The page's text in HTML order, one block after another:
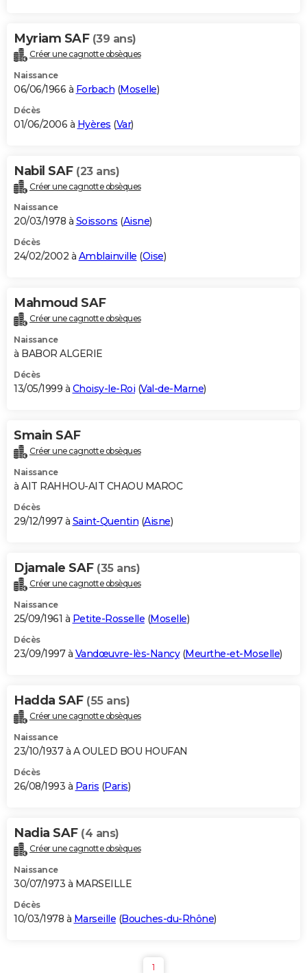
Myriam SAF (39 ans)
Créer une cagnotte obsèques
Naissance
06/06/1966 à Forbach (Moselle)
Décès
01/06/2006 à Hyères (Var)
Nabil SAF (23 ans)
Créer une cagnotte obsèques
Naissance
20/03/1978 à Soissons (Aisne)
Décès
24/02/2002 à Amblainville (Oise)
Mahmoud SAF
Créer une cagnotte obsèques
Naissance
à BABOR ALGERIE
Décès
13/05/1999 à Choisy-le-Roi (Val-de-Marne)
Smain SAF
Créer une cagnotte obsèques
Naissance
à AIT RAHHOU-AIT CHAOU MAROC
Décès
29/12/1997 à Saint-Quentin (Aisne)
Djamale SAF (35 ans)
Créer une cagnotte obsèques
Naissance
25/09/1961 à Petite-Rosselle (Moselle)
Décès
23/09/1997 à Vandœuvre-lès-Nancy(Meurthe-et-Moselle)
Hadda SAF (55 ans)
Créer une cagnotte obsèques
Naissance
23/10/1937 à A OULED BOU HOUFAN
Décès
26/08/1993 à Paris (Paris)
Nadia SAF (4 ans)
Créer une cagnotte obsèques
Naissance
30/07/1973 à MARSEILLE
Décès
10/03/1978 à Marseille (Bouches-du-Rhône)
1